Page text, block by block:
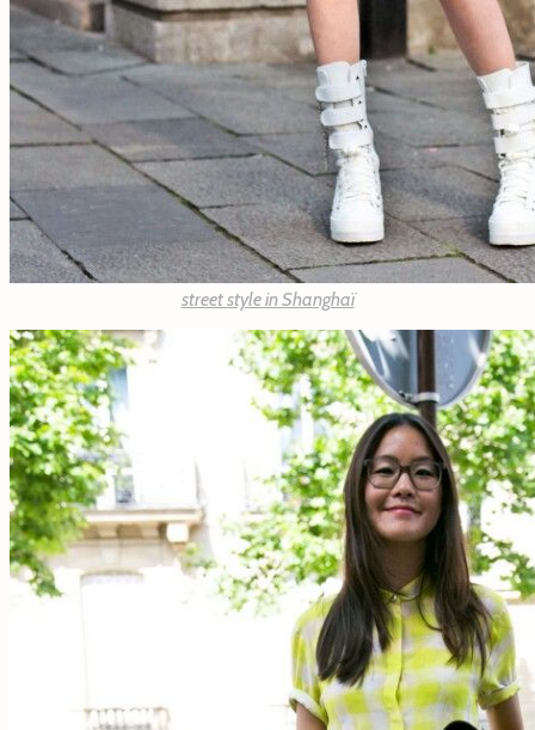
street style in Shanghaï